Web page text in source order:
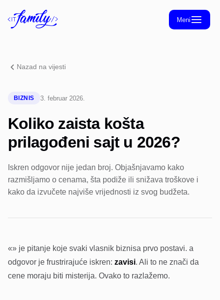
Meni
Nazad na vijesti
BIZNIS 3. februar 2026.
Koliko zaista košta
prilagođeni sajt u 2026?
Iskren odgovor nije jedan broj. Objašnjavamo kako
razmišljamo o cenama, šta podiže ili snižava troškove i
kako da izvučete najviše vrijednosti iz svog budžeta.
«» je pitanje koje svaki vlasnik biznisa prvo postavi. a
odgovor je frustrirajuće iskren: zavisi. Ali to ne znači da
cene moraju biti misterija. Ovako to razlažemo.